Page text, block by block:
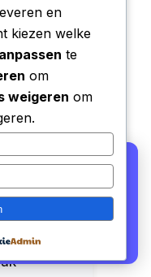
camera
voor- als
een
voor
drones
is
met de
controller,
en om onze
hun verkopen te
.
en
kiezen welke
te
om
weigeren om